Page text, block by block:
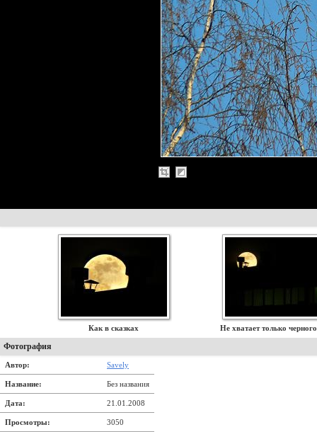
Как в сказках Не хватает только
Фотография
Автор: Savely
Название: Без названия
Дата: 21.01.2008
Просмотры: 3050